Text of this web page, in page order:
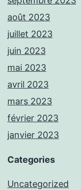
août 2023
juillet 2023
juin 2023
mai 2023
avril 2023
mars 2023
février 2023
janvier 2023
Categories
Uncategorized